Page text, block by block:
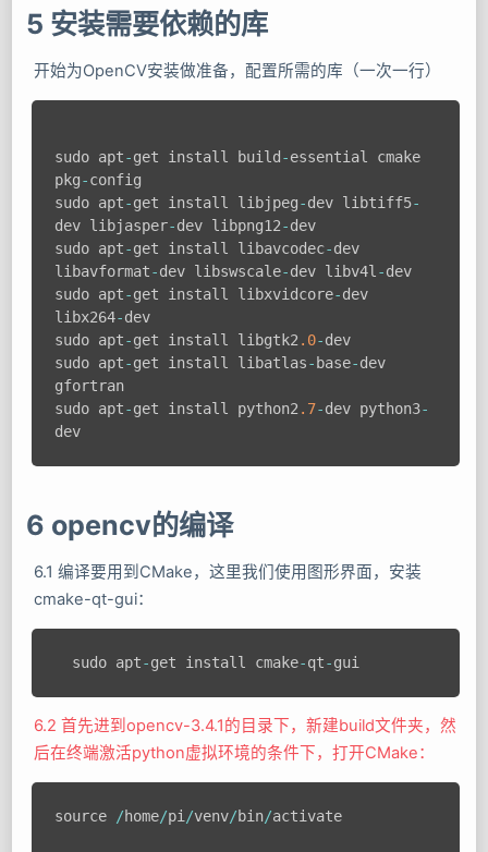
5 安装需要依赖的库
开始为OpenCV安装做准备，配置所需的库（一次一行）
sudo apt-get install build -essential cmake
pkg-config
sudo apt-get install libjpeg-dev libtiff5-
dev libjasper-dev libpng12-dev
sudo apt-get install libavcodec-dev
libavformat-dev libswscale-dev libv4l-dev
sudo apt-get install libxvidcore-dev
libx264-dev
sudo apt-get install libgtk2.0-dev
sudo apt-get install libatlas- base-dev
gfortran
sudo apt-get install python2.7-dev python3-
6 opencv的编译
6.1 编译要用到CMake，这里我们使用图形界面，安装
cmake-qt-gui：
  sudo apt
-get install cmake-qt-
6.2 首先进到opencv-3.4.1的目录下，新建build文件夹，然
后在终端激活python虚拟环境的条件下，打开CMake：
source /home/pi/venv/bin/activate